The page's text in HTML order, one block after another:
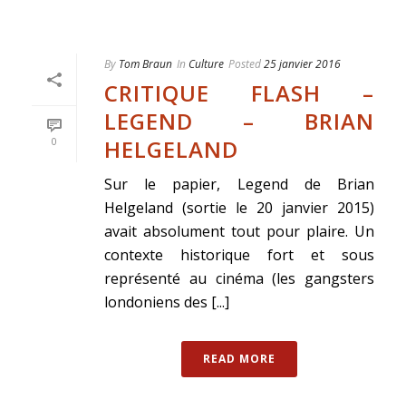
0
By Tom Braun In Culture Posted25 janvier 2016
CRITIQUE FLASH –
LEGEND – BRIAN
HELGELAND
Sur le papier, Legend de Brian
Helgeland (sortie le 20 janvier 2015)
avait absolument tout pour plaire. Un
contexte historique fort et sous
représenté au cinéma (les gangsters
londoniens des [...]
READ MORE